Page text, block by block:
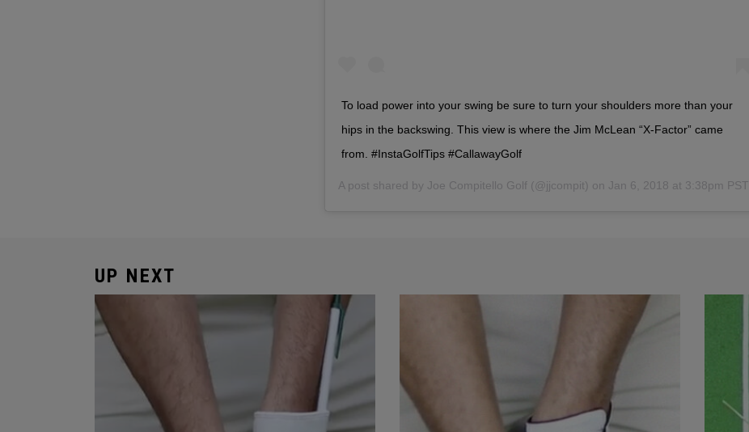
To load power into your swing be sure to turn your shoulders more than your
hips in the backswing. This view is where the Jim McLean “X-Factor” came
from. #InstaGolfTips #CallawayGolf
A post shared by Joe Compitello Golf (@jjcompit) on Jan 6, 2018 at 3:38pm PST
UP NEXT